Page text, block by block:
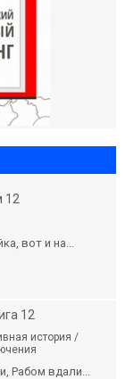
12
вот и на...
12
история /
Рабом вдали...